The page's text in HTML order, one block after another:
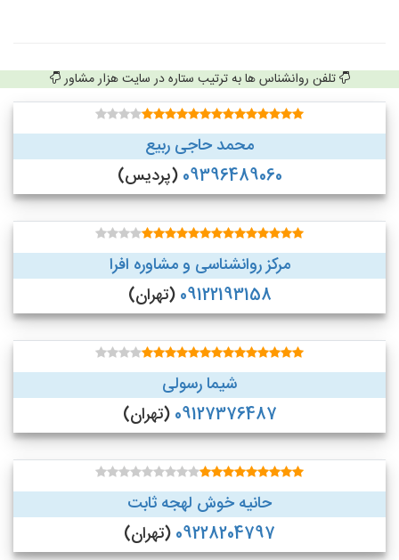
تلفن روانشناس ها به ترتیب ستاره در سایت هزار مشاور
محمد حاجی ربیع
09396489060 (پردیس)
مرکز روانشناسی و مشاوره افرا
09122193158 (تهران)
شیما رسولی
09127376487 (تهران)
حانیه خوش لهجه ثابت
09228204797 (تهران)